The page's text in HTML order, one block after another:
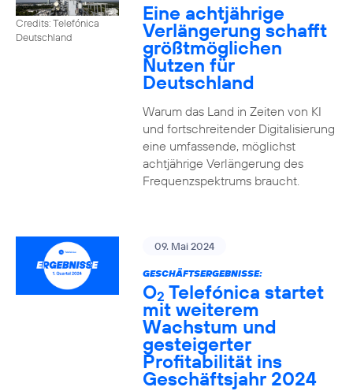
Credits: Telefónica
Deutschland
Eine achtjährige
Verlängerung schafft
größtmöglichen
Nutzen für
Deutschland
Warum das Land in Zeiten von KI
und fortschreitender Digitalisierung
eine umfassende, möglichst
achtjährige Verlängerung des
Frequenzspektrums braucht.
09. Mai 2024
GESCHÄFTSERGEBNISSE:
O2 Telefónica startet
mit weiterem
Wachstum und
gesteigerter
Profitabilität ins
Geschäftsjahr 2024